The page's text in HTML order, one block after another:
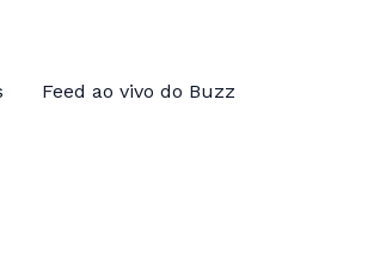
Feed ao vivo do Buzz